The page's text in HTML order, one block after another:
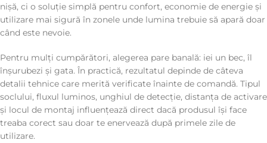
nișă, ci o soluție simplă pentru confort, economie de energie și
utilizare mai sigură în zonele unde lumina trebuie să apară doar
când este nevoie.
Pentru mulți cumpărători, alegerea pare banală: iei un bec, îl
înșurubezi și gata. În practică, rezultatul depinde de câteva
detalii tehnice care merită verificate înainte de comandă. Tipul
soclului, fluxul luminos, unghiul de detecție, distanța de activare
și locul de montaj influențează direct dacă produsul își face
treaba corect sau doar te enervează după primele zile de
utilizare.